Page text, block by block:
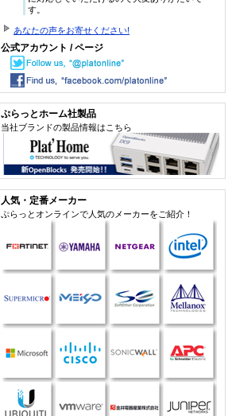
す。
あなたの声をお寄せください!
公式アカウント / ページ
ぷらっとホーム社製品
当社ブランドの製品情報はこちら
人気・定番メーカー
ぷらっとオンラインで人気のメーカーをご紹介！